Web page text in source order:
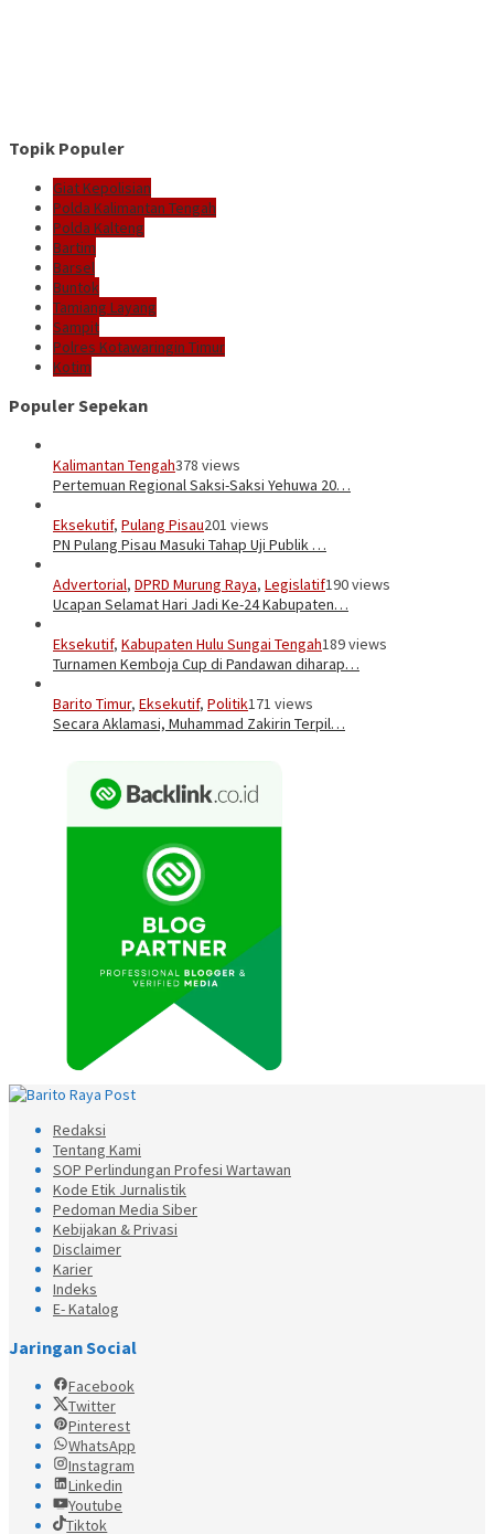
Topik Populer
Giat Kepolisian
Polda Kalimantan Tengah
Polda Kalteng
Bartim
Barsel
Buntok
Tamiang Layang
Sampit
Polres Kotawaringin Timur
Kotim
Populer Sepekan
Kalimantan Tengah378 views
Pertemuan Regional Saksi-Saksi Yehuwa 20…
Eksekutif, Pulang Pisau201 views
PN Pulang Pisau Masuki Tahap Uji Publik …
Advertorial, DPRD Murung Raya, Legislatif190 views
Ucapan Selamat Hari Jadi Ke-24 Kabupaten…
Eksekutif, Kabupaten Hulu Sungai Tengah189 views
Turnamen Kemboja Cup di Pandawan diharap…
Barito Timur, Eksekutif, Politik171 views
Secara Aklamasi, Muhammad Zakirin Terpil…
Redaksi
Tentang Kami
SOP Perlindungan Profesi Wartawan
Kode Etik Jurnalistik
Pedoman Media Siber
Kebijakan & Privasi
Disclaimer
Karier
Indeks
E- Katalog
Jaringan Social
Facebook
Twitter
Pinterest
WhatsApp
Instagram
Linkedin
Youtube
Tiktok